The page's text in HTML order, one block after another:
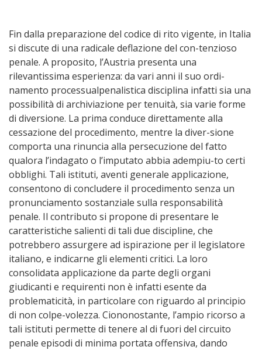
Fin dalla preparazione del codice di rito vigente, in Italia
si discute di una radicale deflazione del con-tenzioso
penale. A proposito, l’Austria presenta una
rilevantissima esperienza: da vari anni il suo ordi-
namento processualpenalistica disciplina infatti sia una
possibilità di archiviazione per tenuità, sia varie forme
di diversione. La prima conduce direttamente alla
cessazione del procedimento, mentre la diver-sione
comporta una rinuncia alla persecuzione del fatto
qualora l’indagato o l’imputato abbia adempiu-to certi
obblighi. Tali istituti, aventi generale applicazione,
consentono di concludere il procedimento senza un
pronunciamento sostanziale sulla responsabilità
penale. Il contributo si propone di presentare le
caratteristiche salienti di tali due discipline, che
potrebbero assurgere ad ispirazione per il legislatore
italiano, e indicarne gli elementi critici. La loro
consolidata applicazione da parte degli organi
giudicanti e requirenti non è infatti esente da
problematicità, in particolare con riguardo al principio
di non colpe-volezza. Ciononostante, l’ampio ricorso a
tali istituti permette di tenere al di fuori del circuito
penale episodi di minima portata offensiva, dando